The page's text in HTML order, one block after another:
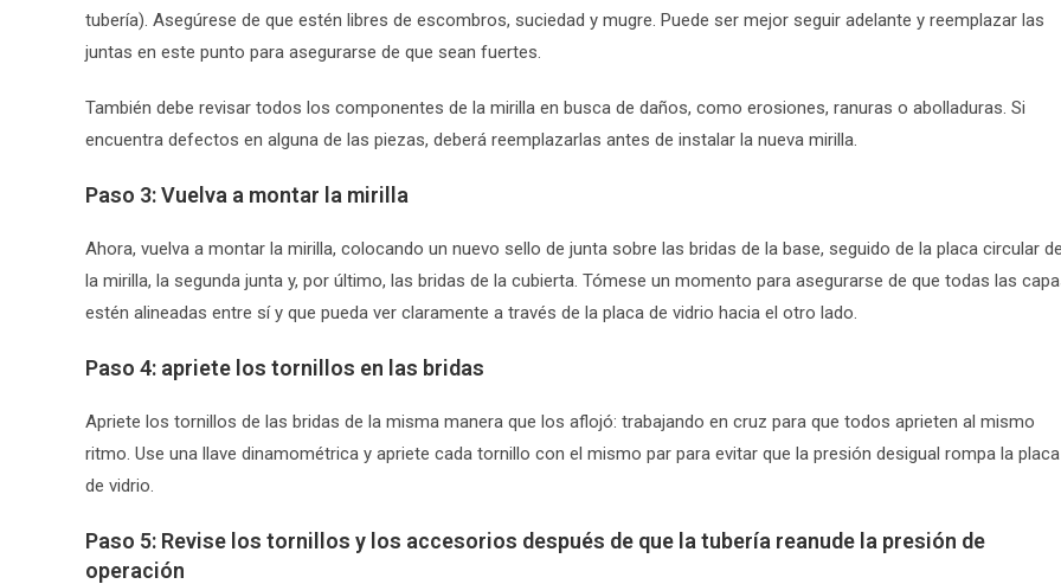
tubería). Asegúrese de que estén libres de escombros, suciedad y mugre. Puede ser mejor seguir adelante y reemplazar las
juntas en este punto para asegurarse de que sean fuertes.
También debe revisar todos los componentes de la mirilla en busca de daños, como erosiones, ranuras o abolladuras. Si
encuentra defectos en alguna de las piezas, deberá reemplazarlas antes de instalar la nueva mirilla.
Paso 3: Vuelva a montar la mirilla
Ahora, vuelva a montar la mirilla, colocando un nuevo sello de junta sobre las bridas de la base, seguido de la placa circular
la mirilla, la segunda junta y, por último, las bridas de la cubierta. Tómese un momento para asegurarse de que todas las
estén alineadas entre sí y que pueda ver claramente a través de la placa de vidrio hacia el otro lado.
Paso 4: apriete los tornillos en las bridas
Apriete los tornillos de las bridas de la misma manera que los aflojó: trabajando en cruz para que todos aprieten al mismo
ritmo. Use una llave dinamométrica y apriete cada tornillo con el mismo par para evitar que la presión desigual rompa la placa
de vidrio.
Paso 5: Revise los tornillos y los accesorios después de que la tubería reanude la presión de
operación